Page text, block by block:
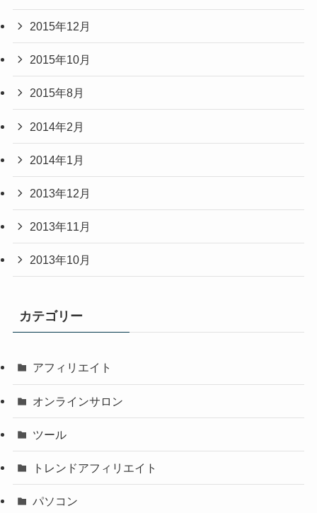
2015年12月
2015年10月
2015年8月
2014年2月
2014年1月
2013年12月
2013年11月
2013年10月
カテゴリー
アフィリエイト
オンラインサロン
ツール
トレンドアフィリエイト
パソコン